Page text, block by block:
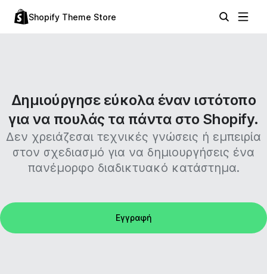
Shopify Theme Store
Δημιούργησε εύκολα έναν ιστότοπο
για να πουλάς τα πάντα στο Shopify.
Δεν χρειάζεσαι τεχνικές γνώσεις ή εμπειρία
στον σχεδιασμό για να δημιουργήσεις ένα
πανέμορφο διαδικτυακό κατάστημα.
Εγγραφή